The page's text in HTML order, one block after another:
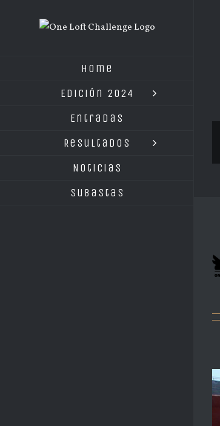
Home
Edición 2024
Entradas
Resultados
Noticias
Subastas